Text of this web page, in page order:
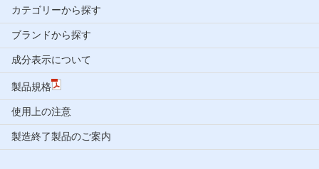
カテゴリーから探す
ブランドから探す
成分表示について
製品規格
使用上の注意
製造終了製品のご案内